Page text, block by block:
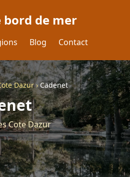
bord de mer
Blog Contact
Dazur›Cadenet
Cote Dazur